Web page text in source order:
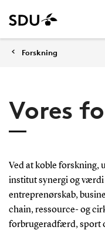
Forskning
Vores
Ved at koble forskning,
institut synergi og
entreprenørskab,
chain, ressource- og
forbrugeradfærd, sport